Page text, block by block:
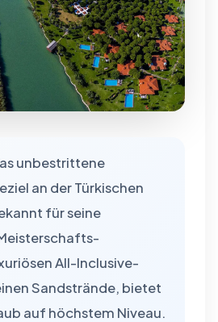
unbestrittene
an der Türkischen
für seine
All-Inclusive-
Sandstrände, bietet
auf höchstem Niveau.